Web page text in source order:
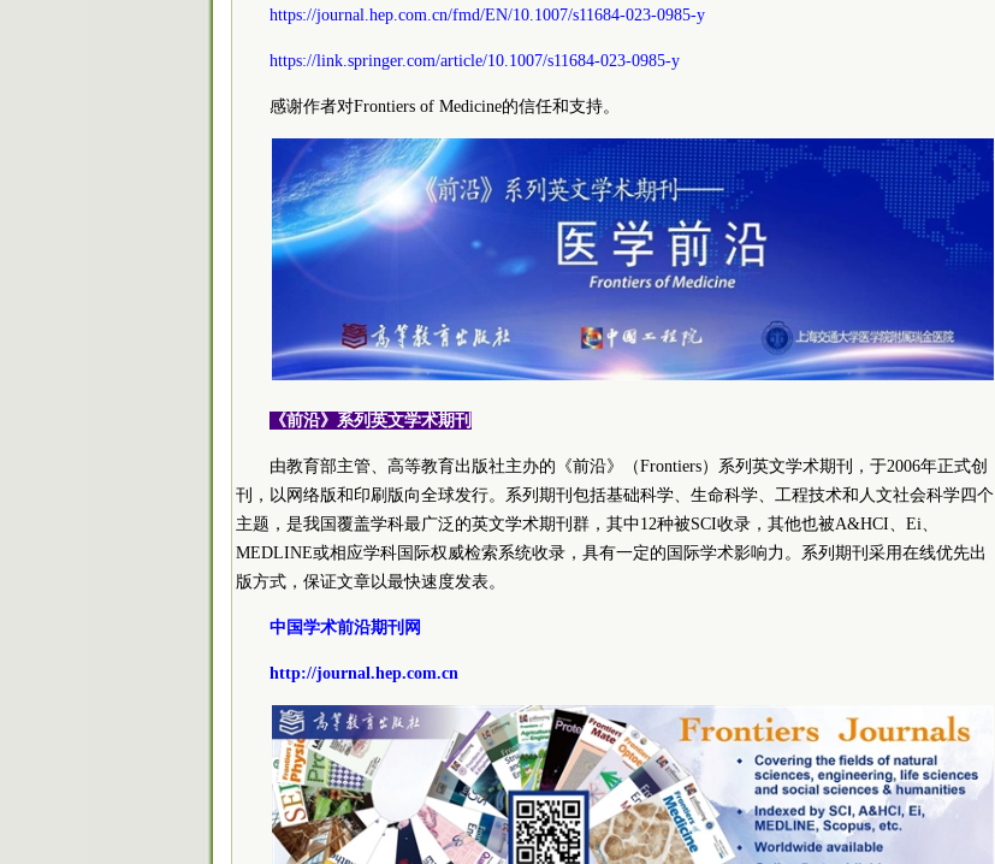
https://journal.hep.com.cn/fmd/EN/10.1007/s11684-023-0985-y
https://link.springer.com/article/10.1007/s11684-023-0985-y
感谢作者对Frontiers of Medicine的信任和支持。
《前沿》系列英文学术期刊
由教育部主管、高等教育出版社主办的《前沿》（Frontiers）系列英文学术期刊，于2006年正式创
刊，以网络版和印刷版向全球发行。系列期刊包括基础科学、生命科学、工程技术和人文社会科学四个
主题，是我国覆盖学科最广泛的英文学术期刊群，其中12种被SCI收录，其他也被A&HCI、Ei、
MEDLINE或相应学科国际权威检索系统收录，具有一定的国际学术影响力。系列期刊采用在线优先出
版方式，保证文章以最快速度发表。
中国学术前沿期刊网
http://journal.hep.com.cn